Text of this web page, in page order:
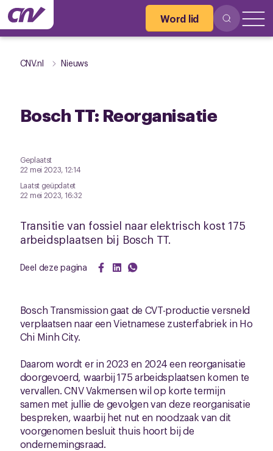
Word lid
CNV.nl Nieuws
Bosch TT: Reorganisatie
Geplaatst
22 mei 2023, 12:14
Laatst geüpdatet
22 mei 2023, 16:32
Transitie van fossiel naar elektrisch kost 175
arbeidsplaatsen bij Bosch TT.
Deel deze pagina
Bosch Transmission gaat de CVT-productie versneld
verplaatsen naar een Vietnamese zusterfabriek in Ho
Chi Minh City.
Daarom wordt er in 2023 en 2024 een reorganisatie
doorgevoerd, waarbij 175 arbeidsplaatsen komen te
vervallen. CNV Vakmensen wil op korte termijn
samen met jullie de gevolgen van deze reorganisatie
bespreken, waarbij het nut en noodzaak van dit
voorgenomen besluit thuis hoort bij de
ondernemingsraad.